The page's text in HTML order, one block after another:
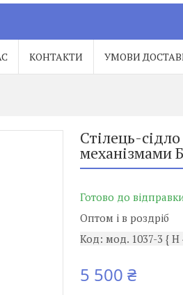
КОНТАКТИ УМОВИ
Стілець-
механізмами
Готово до
Оптом і в роздріб
Код: мод. 1037-3 {
5 500 ₴